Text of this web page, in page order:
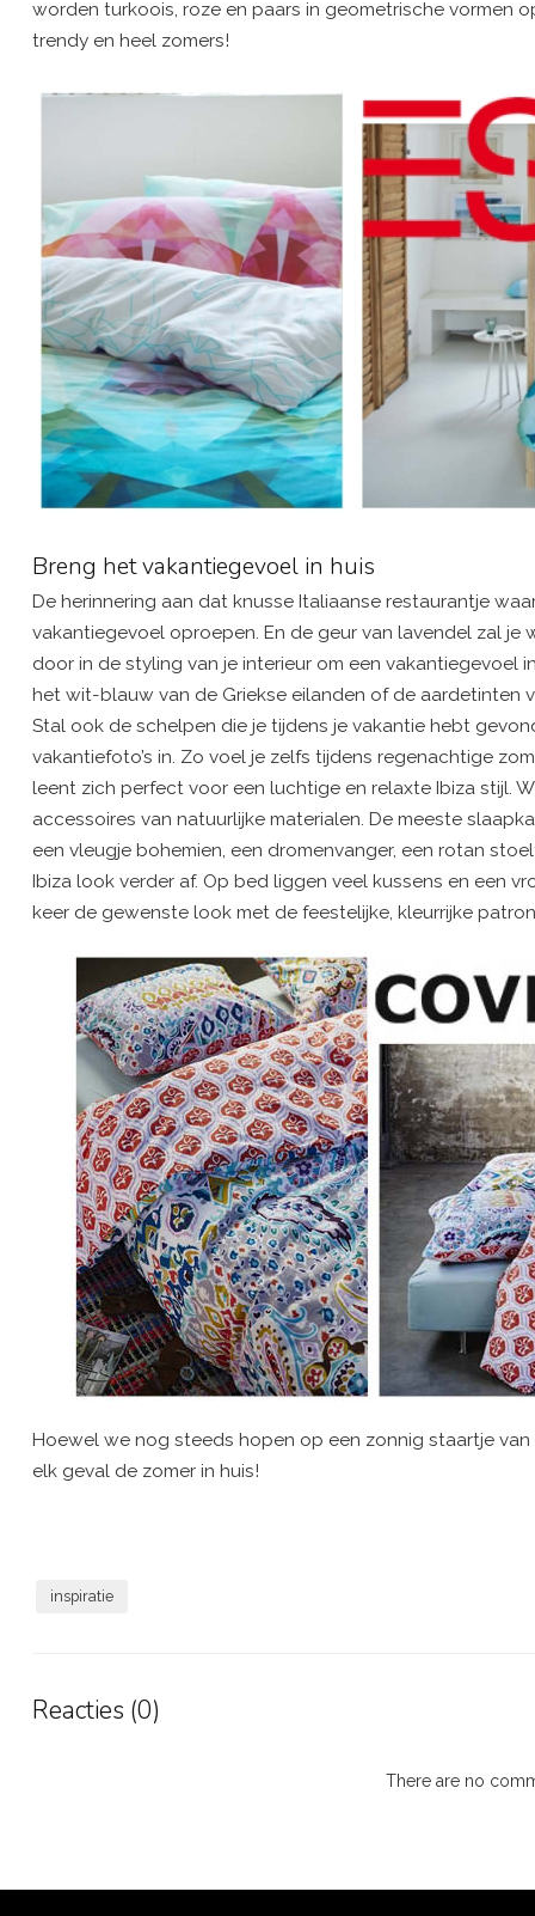
worden turkoois, roze en paars in geometrische vormen
trendy en heel zomers!
Breng het vakantiegevoel in huis
De herinnering aan dat knusse Italiaanse restaurantje
vakantiegevoel oproepen. En de geur van lavendel zal je
door in de styling van je interieur om een vakantiegevoel
het wit-blauw van de Griekse eilanden of de aardetinten
Stal ook de schelpen die je tijdens je vakantie hebt
vakantiefoto’s in. Zo voel je zelfs tijdens regenachtige
leent zich perfect voor een luchtige en relaxte Ibiza stijl.
accessoires van natuurlijke materialen. De meeste
een vleugje bohemien, een dromenvanger, een rotan
Ibiza look verder af. Op bed liggen veel kussens en een
keer de gewenste look met de feestelijke, kleurrijke
Hoewel we nog steeds hopen op een zonnig staartje
elk geval de zomer in huis!
inspiratie
Reacties (0)
There are no